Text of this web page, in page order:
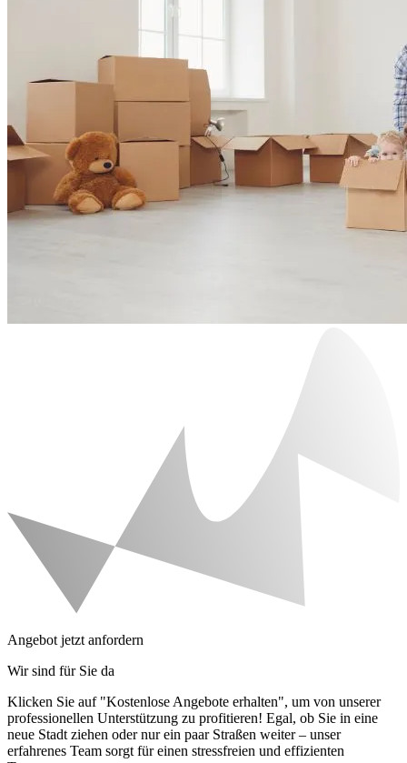
Angebot jetzt anfordern
Wir sind für Sie da
Klicken Sie auf "Kostenlose Angebote erhalten", um von unserer
professionellen Unterstützung zu profitieren! Egal, ob Sie in eine
neue Stadt ziehen oder nur ein paar Straßen weiter – unser
erfahrenes Team sorgt für einen stressfreien und effizienten